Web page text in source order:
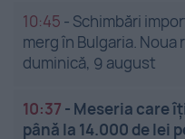
10:45 - Schimbări
merg în Bulgaria.
duminică, 9 august
10:37 - Meseria care
până la 14.000 de lei